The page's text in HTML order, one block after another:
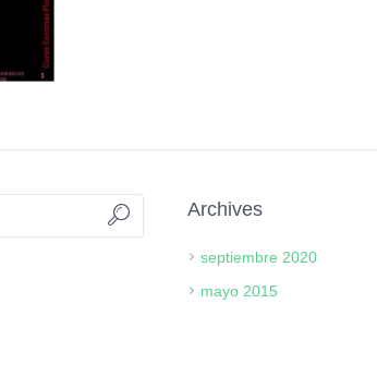
Archives
septiembre 2020
mayo 2015